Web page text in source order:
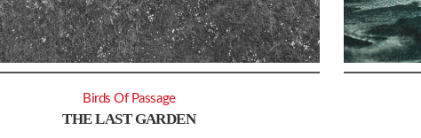
THE LAST GARDEN
Birds Of Passage